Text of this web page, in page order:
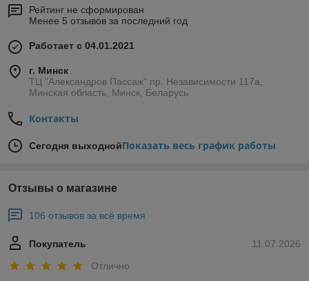
Рейтинг не сформирован
Менее 5 отзывов за последний год
Работает с 04.01.2021
г. Минск
ТЦ "Александров Пассаж" пр. Независимости 117а,
Минская область, Минск, Беларусь
Контакты
Сегодня выходнойПоказать весь график работы
Отзывы о магазине
106 отзывов за всё время
11.07.2026
Покупатель
Отлично